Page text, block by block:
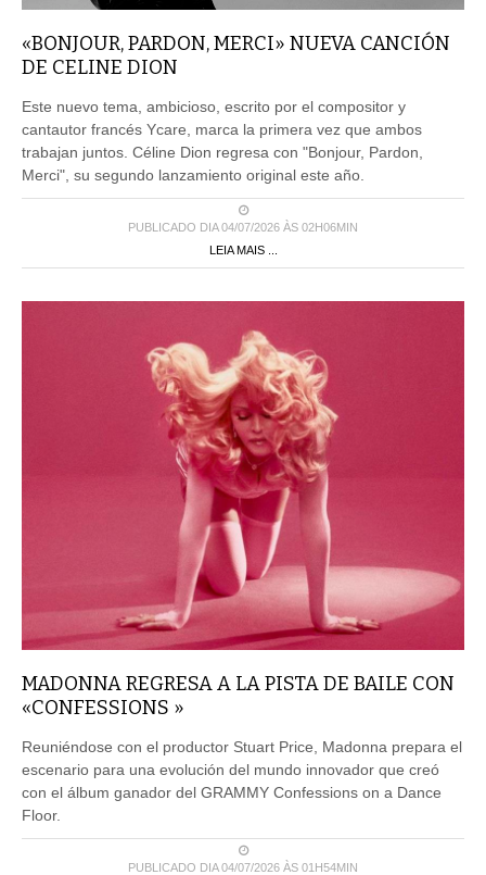
«BONJOUR, PARDON, MERCI» NUEVA CANCIÓN
DE CELINE DION
Este nuevo tema, ambicioso, escrito por el compositor y
cantautor francés Ycare, marca la primera vez que ambos
trabajan juntos. Céline Dion regresa con "Bonjour, Pardon,
Merci", su segundo lanzamiento original este año.
PUBLICADO DIA 04/07/2026 ÀS 02H06MIN
LEIA MAIS ...
MADONNA REGRESA A LA PISTA DE BAILE CON
«CONFESSIONS »
Reuniéndose con el productor Stuart Price, Madonna prepara el
escenario para una evolución del mundo innovador que creó
con el álbum ganador del GRAMMY Confessions on a Dance
Floor.
PUBLICADO DIA 04/07/2026 ÀS 01H54MIN